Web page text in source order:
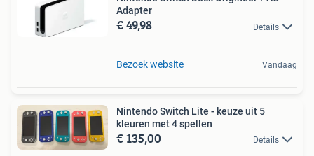
Adapter
€ 49,98 Details
Bezoek website Vandaag
Nintendo Switch Lite - keuze uit 5
kleuren met 4 spellen
€ 135,00 Details